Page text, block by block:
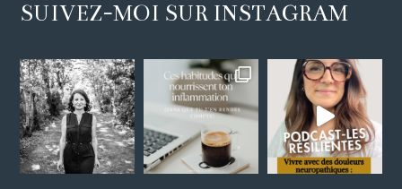
SUIVEZ-MOI SUR INSTAGRAM